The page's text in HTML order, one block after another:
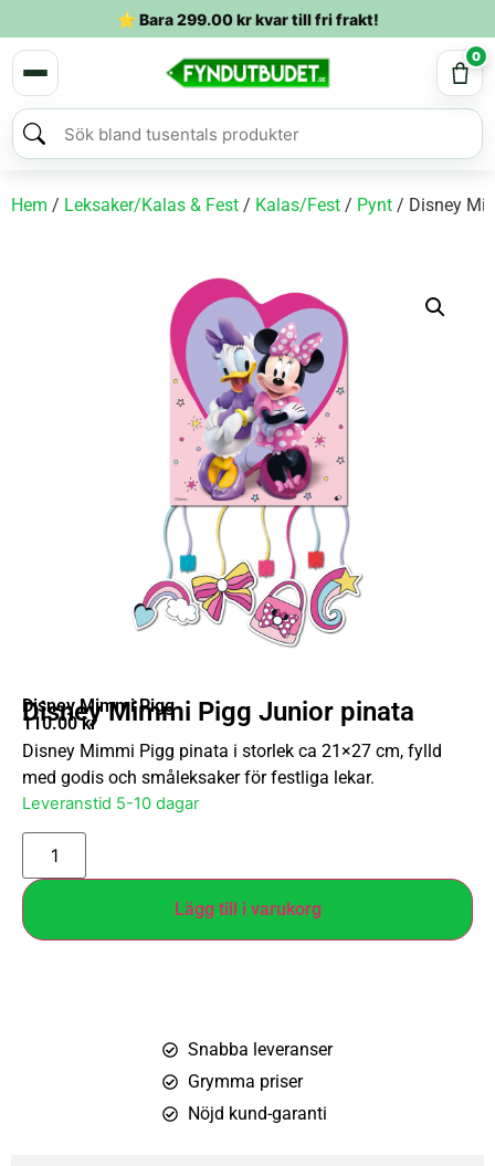
⭐ Bara299.00krkvar till fri frakt!
0
Hem / Leksaker/Kalas & Fest / Kalas/Fest / Pynt / Disney
Disney Mimmi Pigg
Disney Mimmi Pigg Junior pinata
110.00kr
Disney Mimmi Pigg pinata i storlek ca 21×27 cm, fylld
med godis och småleksaker för festliga lekar.
Leveranstid 5-10 dagar
Lägg till i varukorg
Snabba leveranser
Grymma priser
Nöjd kund-garanti